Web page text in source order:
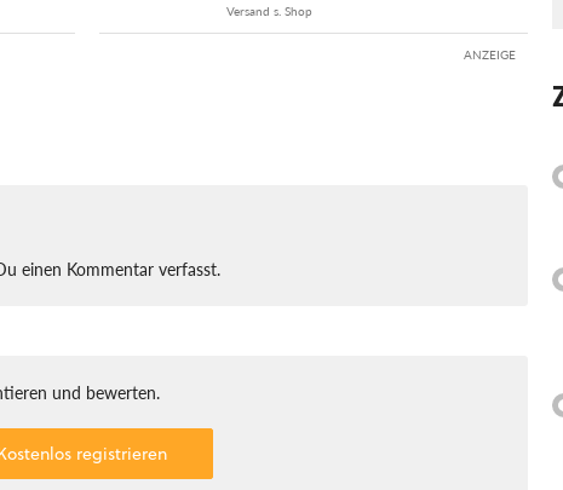
Versand s. Shop
ANZEIGE
einen Kommentar verfasst.
und bewerten.
registrieren